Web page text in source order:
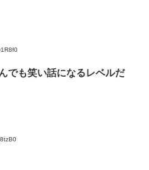
でも笑い話になるレベルだ